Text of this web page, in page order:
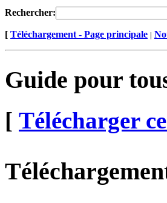
Rechercher:
[ Téléchargement - Page principale |
Guide pour
[ Télécharger